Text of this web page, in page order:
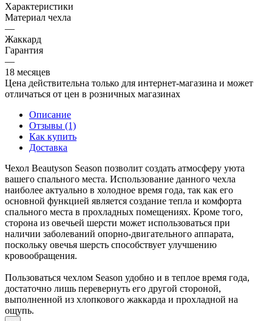
Характеристики
Материал чехла
—
Жаккард
Гарантия
—
18 месяцев
Цена действительна только для интернет-магазина и может
отличаться от цен в розничных магазинах
Описание
Отзывы (1)
Как купить
Доставка
Чехол Beautyson Season позволит создать атмосферу уюта
вашего спального места. Использование данного чехла
наиболее актуально в холодное время года, так как его
основной функцией является создание тепла и комфорта
спального места в прохладных помещениях. Кроме того,
сторона из овечьей шерсти может использоваться при
наличии заболеваний опорно-двигательного аппарата,
поскольку овечья шерсть способствует улучшению
кровообращения.
Пользоваться чехлом Season удобно и в теплое время года,
достаточно лишь перевернуть его другой стороной,
выполненной из хлопкового жаккарда и прохладной на
ощупь.